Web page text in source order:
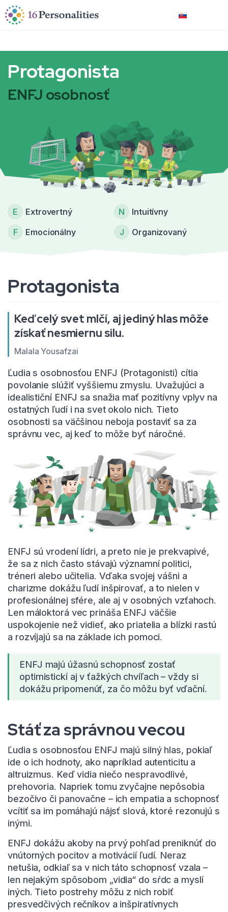
Preskočiť na hlavný obsah
Preskočiť na možnosti dostupnosti
Slovenčina
Protagonista
ENFJ osobnosť
E Extrovertný N
Intuitívny
F
Emocionálny J Organizovaný
Protagonista
Keď celý svet mlčí, aj jediný hlas môže
získať nesmiernu silu.
Malala Yousafzai
Ľudia s osobnosťou ENFJ (Protagonisti) cítia
povolanie slúžiť vyššiemu zmyslu. Uvažujúci a
idealističní ENFJ sa snažia mať pozitívny vplyv na
ostatných ľudí i na svet okolo nich. Tieto
osobnosti sa väčšinou neboja postaviť sa za
správnu vec, aj keď to môže byť náročné.
ENFJ sú vrodení lídri, a preto nie je prekvapivé,
že sa z nich často stávajú významní politici,
tréneri alebo učitelia. Vďaka svojej vášni a
charizme dokážu ľudí inšpirovať, a to nielen v
profesionálnej sfére, ale aj v osobných vzťahoch.
Len máloktorá vec prináša ENFJ väčšie
uspokojenie než vidieť, ako priatelia a blízki rastú
a rozvíjajú sa na základe ich pomoci.
ENFJ majú úžasnú schopnosť zostať
optimistickí aj v ťažkých chvíľach – vždy si
dokážu pripomenúť, za čo môžu byť vďační.
Stáť za správnou vecou
Ľudia s osobnosťou ENFJ majú silný hlas, pokiaľ
ide o ich hodnoty, ako napríklad autenticitu a
altruizmus. Keď vidia niečo nespravodlivé,
prehovoria. Napriek tomu zvyčajne nepôsobia
bezočivo či panovačne – ich empatia a schopnosť
vcítiť sa im pomáhajú nájsť slová, ktoré rezonujú s
inými.
ENFJ dokážu akoby na prvý pohľad preniknúť do
vnútorných pocitov a motivácií ľudí. Neraz
netušia, odkiaľ sa v nich táto schopnosť vzala –
len nejakým spôsobom „vidia“ do sŕdc a myslí
iných. Tieto postrehy môžu z nich robiť
presvedčivých rečníkov a inšpiratívnych